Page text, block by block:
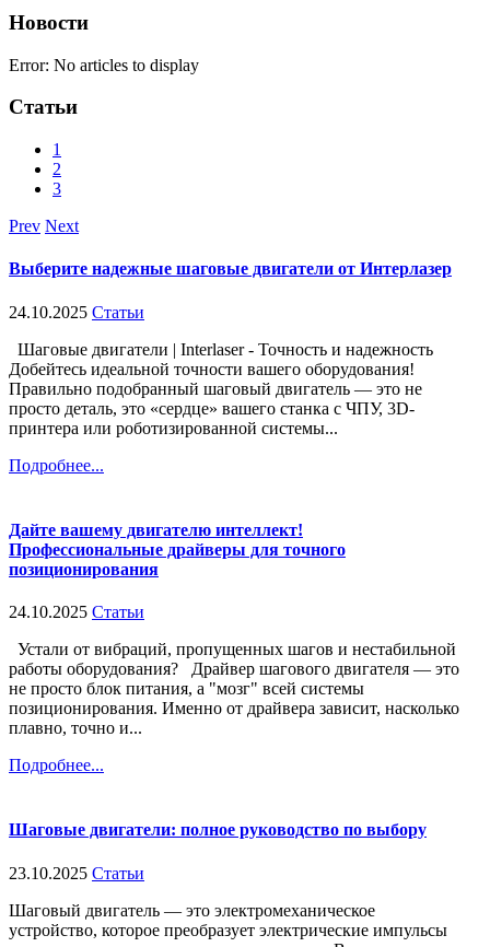
Новости
Error: No articles to display
Статьи
1
2
3
Prev Next
Выберите надежные шаговые двигатели от Интерлазер
24.10.2025 Статьи
Шаговые двигатели | Interlaser - Точность и надежность
Добейтесь идеальной точности вашего оборудования!
Правильно подобранный шаговый двигатель — это не
просто деталь, это «сердце» вашего станка с ЧПУ, 3D-
принтера или роботизированной системы...
Подробнее...
Дайте вашему двигателю интеллект!
Профессиональные драйверы для точного
позиционирования
24.10.2025 Статьи
Устали от вибраций, пропущенных шагов и нестабильной
работы оборудования? Драйвер шагового двигателя — это
не просто блок питания, а "мозг" всей системы
позиционирования. Именно от драйвера зависит, насколько
плавно, точно и...
Подробнее...
Шаговые двигатели: полное руководство по выбору
23.10.2025 Статьи
Шаговый двигатель — это электромеханическое
устройство, которое преобразует электрические импульсы